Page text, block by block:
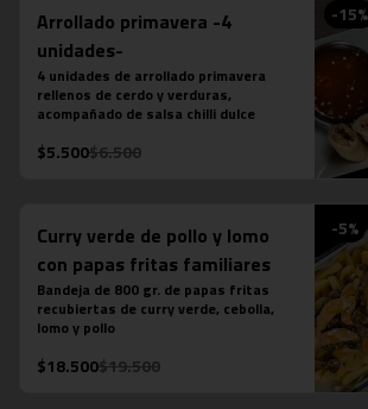
-15%
Arrollado primavera -4
unidades-
4 unidades de arrollado primavera
rellenos de cerdo y verduras,
acompañado de salsa chilli dulce
$5.500$6.500
-5%
Curry verde de pollo y lomo
con papas fritas familiares
Bandeja de 800 gr. de papas fritas
recubiertas de curry verde, cebolla,
lomo y pollo
$18.500$19.500